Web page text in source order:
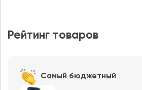
Рейтинг товаров
Самый бюджетный